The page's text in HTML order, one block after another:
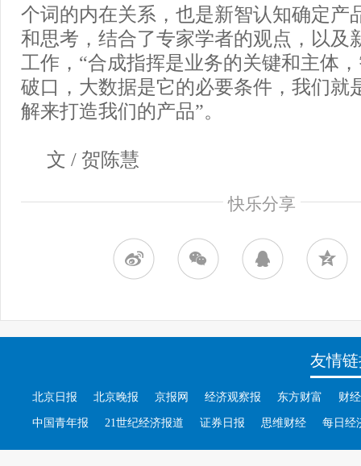
个词的内在关系，也是新智认知确定产
和思考，结合了专家学者的观点，以及
工作，“合成指挥是业务的关键和主体
破口，大数据是它的必要条件，我们就
解来打造我们的产品”。
文 / 贺陈慧
快乐分享
友情
北京日报 北京晚报 京报网 经济观察报 东方财富 财
中国青年报 21世纪经济报道 证券日报 思维财经 每日经